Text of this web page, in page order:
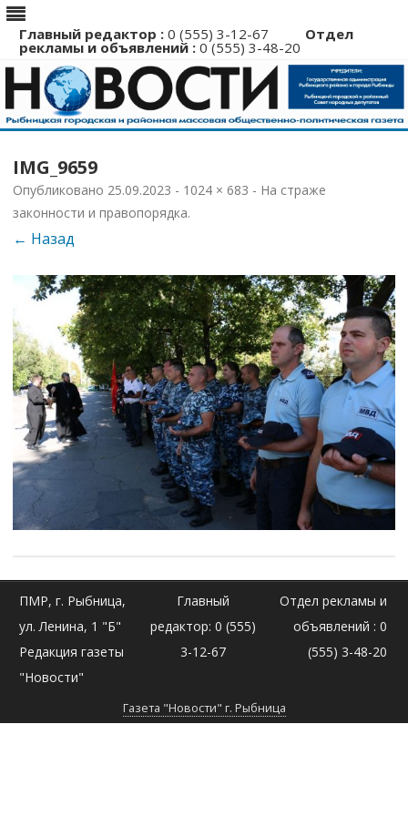
Главный редактор : 0 (555) 3-12-67 Отдел
рекламы и объявлений : 0 (555) 3-48-20
Перейти
IMG_9659
Опубликовано 25.09.2023 - 1024 × 683 - На страже
законности и правопорядка.
← Назад
ПМР, г. Рыбница,
ул. Ленина, 1 "Б"
Редакция газеты
"Новости"
Главный
редактор: 0 (555)
3-12-67
Отдел рекламы и
объявлений : 0
(555) 3-48-20
Газета "Новости" г. Рыбница